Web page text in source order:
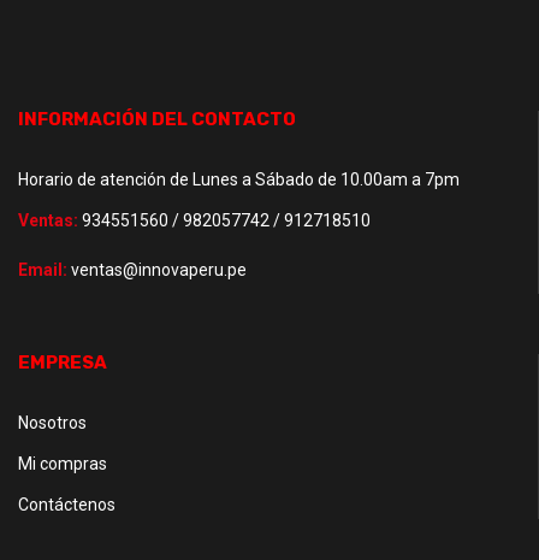
INFORMACIÓN DEL CONTACTO
Horario de atención de Lunes a Sábado de 10.00am a 7pm
Ventas: 934551560 / 982057742 / 912718510
Email: ventas@innovaperu.pe
EMPRESA
Nosotros
Mi compras
Contáctenos